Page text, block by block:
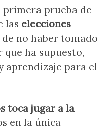
primera prueba de
las elecciones
de no haber tomado
ha supuesto,
aprendizaje para el
toca jugar a la
en la única